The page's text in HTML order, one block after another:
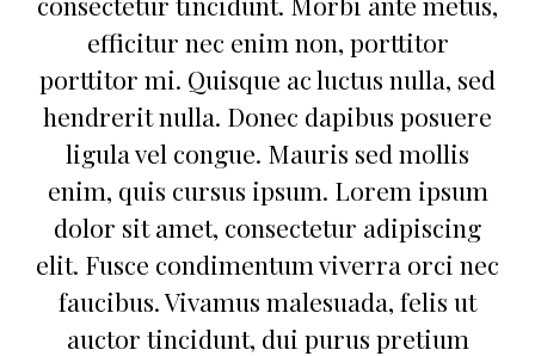
efficitur nec enim non, porttitor
porttitor mi. Quisque ac luctus nulla, sed
hendrerit nulla. Donec dapibus posuere
ligula vel congue. Mauris sed mollis
enim, quis cursus ipsum. Lorem ipsum
dolor sit amet, consectetur adipiscing
elit. Fusce condimentum viverra orci nec
faucibus. Vivamus malesuada, felis ut
auctor tincidunt, dui purus pretium